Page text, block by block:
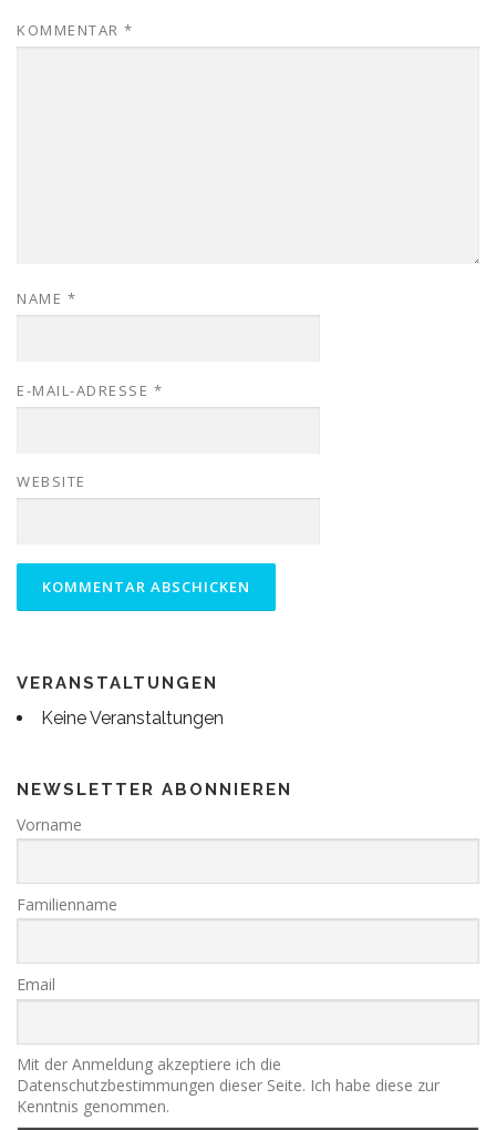
KOMMENTAR *
NAME *
E-MAIL-ADRESSE *
WEBSITE
VERANSTALTUNGEN
Keine Veranstaltungen
NEWSLETTER ABONNIEREN
Vorname
Familienname
Email
Mit der Anmeldung akzeptiere ich die
Datenschutzbestimmungen dieser Seite. Ich habe diese zur
Kenntnis genommen.